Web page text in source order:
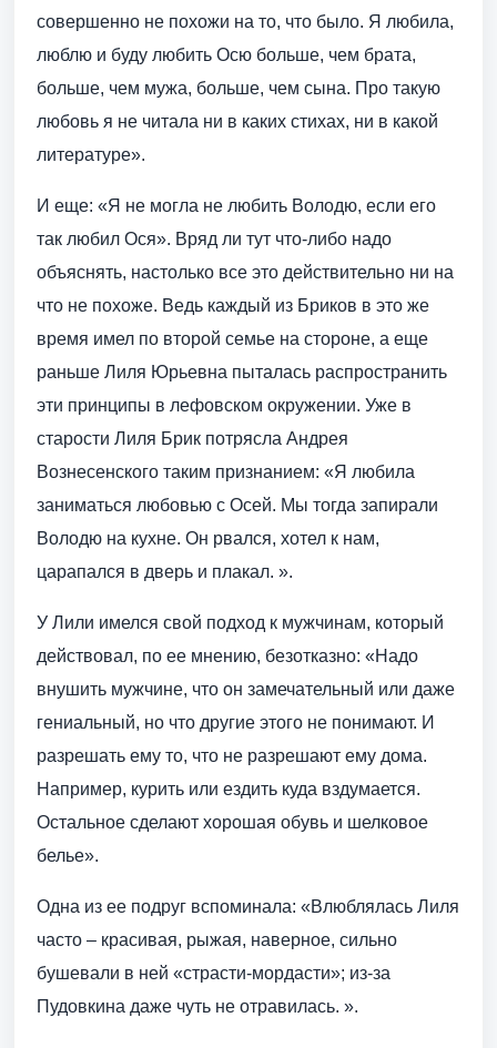
совершенно не похожи на то, что было. Я любила,
люблю и буду любить Осю больше, чем брата,
больше, чем мужа, больше, чем сына. Про такую
любовь я не читала ни в каких стихах, ни в какой
литературе».
И еще: «Я не могла не любить Володю, если его
так любил Ося». Вряд ли тут что-либо надо
объяснять, настолько все это действительно ни на
что не похоже. Ведь каждый из Бриков в это же
время имел по второй семье на стороне, а еще
раньше Лиля Юрьевна пыталась распространить
эти принципы в лефовском окружении. Уже в
старости Лиля Брик потрясла Андрея
Вознесенского таким признанием: «Я любила
заниматься любовью с Осей. Мы тогда запирали
Володю на кухне. Он рвался, хотел к нам,
царапался в дверь и плакал. ».
У Лили имелся свой подход к мужчинам, который
действовал, по ее мнению, безотказно: «Надо
внушить мужчине, что он замечательный или даже
гениальный, но что другие этого не понимают. И
разрешать ему то, что не разрешают ему дома.
Например, курить или ездить куда вздумается.
Остальное сделают хорошая обувь и шелковое
белье».
Одна из ее подруг вспоминала: «Влюблялась Лиля
часто – красивая, рыжая, наверное, сильно
бушевали в ней «страсти-мордасти»; из-за
Пудовкина даже чуть не отравилась. ».